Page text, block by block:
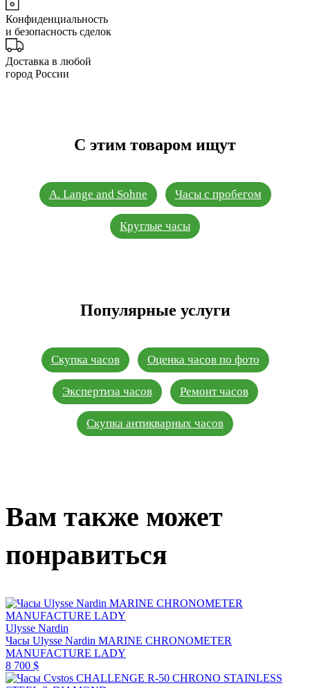
Конфиденциальность
и безопасность сделок
Доставка в любой
город России
С этим товаром ищут
A. Lange and Sohne Часы с пробегом
Круглые часы
Популярные услуги
Скупка часов Оценка часов по фото
Экспертиза часов Ремонт часов
Скупка антикварных часов
Вам также может
понравиться
Ulysse Nardin
Часы Ulysse Nardin MARINE CHRONOMETER
MANUFACTURE LADY
8 700 $